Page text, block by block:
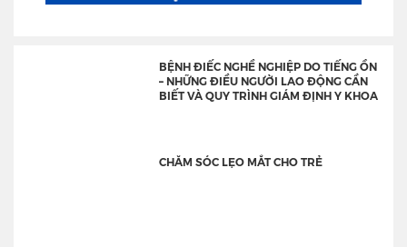
BỆNH ĐIẾC NGHỀ NGHIỆP DO TIẾNG ỒN
– NHỮNG ĐIỀU NGƯỜI LAO ĐỘNG CẦN
BIẾT VÀ QUY TRÌNH GIÁM ĐỊNH Y KHOA
CHĂM SÓC LẸO MẮT CHO TRẺ